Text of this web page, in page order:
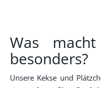
Was
besonders?
Unsere Kekse und